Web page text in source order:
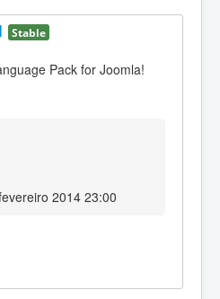
Stable
Pack for Joomla!
2014 23:00